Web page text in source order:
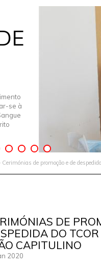
se à
Cerimónias de promoção e de
DE
DO
CAPITULINO
2020